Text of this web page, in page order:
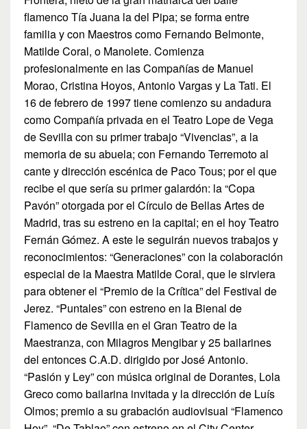
flamenco Tía Juana la del Pipa; se forma entre
familia y con Maestros como Fernando Belmonte,
Matilde Coral, o Manolete. Comienza
profesionalmente en las Compañías de Manuel
Morao, Cristina Hoyos, Antonio Vargas y La Tati. El
16 de febrero de 1997 tiene comienzo su andadura
como Compañía privada en el Teatro Lope de Vega
de Sevilla con su primer trabajo “Vivencias”, a la
memoria de su abuela; con Fernando Terremoto al
cante y dirección escénica de Paco Tous; por el que
recibe el que sería su primer galardón: la “Copa
Pavón” otorgada por el Círculo de Bellas Artes de
Madrid, tras su estreno en la capital; en el hoy Teatro
Fernán Gómez. A este le seguirán nuevos trabajos y
reconocimientos: “Generaciones” con la colaboración
especial de la Maestra Matilde Coral, que le sirviera
para obtener el “Premio de la Crítica” del Festival de
Jerez. “Puntales” con estreno en la Bienal de
Flamenco de Sevilla en el Gran Teatro de la
Maestranza, con Milagros Mengibar y 25 bailarines
del entonces C.A.D. dirigido por José Antonio.
“Pasión y Ley” con música original de Dorantes, Lola
Greco como bailarina invitada y la dirección de Luís
Olmos; premio a su grabación audiovisual “Flamenco